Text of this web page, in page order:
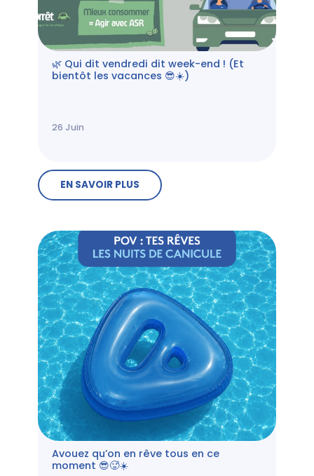
🌿 Qui dit vendredi dit week-end ! (Et
bientôt les vacances 😎☀️)
26 Juin
EN SAVOIR PLUS
Avouez qu’on en rêve tous en ce
moment 😎🥵☀️